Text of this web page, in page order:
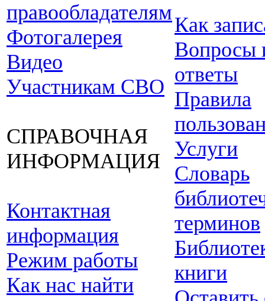
правообладателям
Фотогалерея
Видео
Участникам СВО
СПРАВОЧНАЯ
ИНФОРМАЦИЯ
Контактная
информация
Режим работы
Как нас найти
Как
Вопросы
ответы
Правила
Услуги
Словарь
терминов
книги